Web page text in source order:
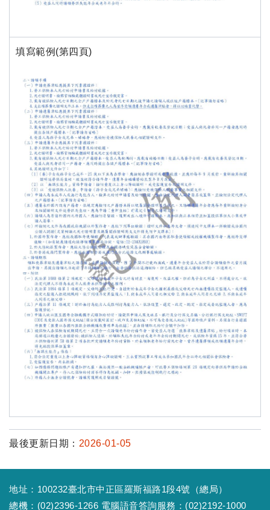
填寫範例(第四頁)
最後更新日期： 2026-01-05
地址：100232臺北市中正區羅斯福路1段4號（總局）
總機：(02)2396-1266 電腦語音答詢服務：(02)2192-1000